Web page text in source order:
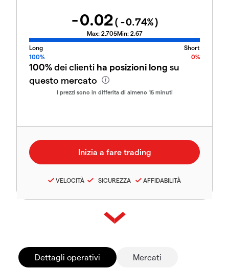
-0.02( -0.74%)
Max: 2.705Min: 2.67
Long
Short
100%
0%
100%dei clienti ha posizioni long su
questo mercato
I prezzi sono in differita di almeno 15 minuti
VELOCITÀ SICUREZZA AFFIDABILITÀ
Dettagli operativi Mercati